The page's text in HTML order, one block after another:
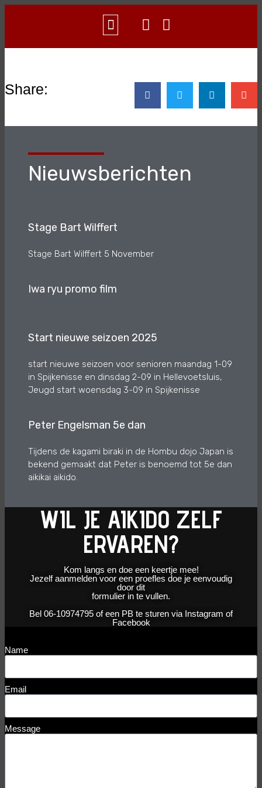
Share:
Nieuwsberichten
Stage Bart Wilffert
Stage Bart Wilffert 5 November
Iwa ryu promo film
Start nieuwe seizoen 2025
start nieuwe seizoen voor senioren maandag 1-09
in Spijkenisse en dinsdag 2-09 in Hellevoetsluis,
Jeugd start woensdag 3-09 in Spijkenisse
Peter Engelsman 5e dan
Tijdens de kagami biraki in de Hombu dojo Japan is
bekend gemaakt dat Peter is benoemd tot 5e dan
aikikai aikido.
WIL JE AIKIDO ZELF
ERVAREN?
Kom langs en doe een keertje mee!
Jezelf aanmelden voor een proefles doe je eenvoudig
door dit
formulier in te vullen.
Bel 06-10974795 of een PB te sturen via Instagram of
Facebook
Name
Email
Message